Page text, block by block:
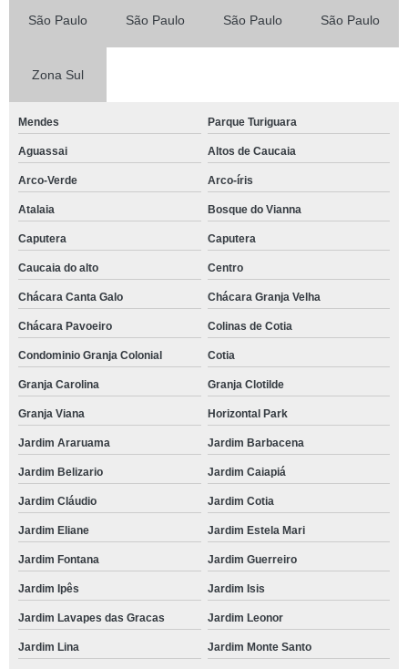
São Paulo São Paulo São Paulo São Paulo
Zona Sul
Mendes Parque Turiguara
Aguassai Altos de Caucaia
Arco-Verde Arco-íris
Atalaia Bosque do Vianna
Caputera Caputera
Caucaia do alto Centro
Chácara Canta Galo Chácara Granja Velha
Chácara Pavoeiro Colinas de Cotia
Condominio Granja Colonial Cotia
Granja Carolina Granja Clotilde
Granja Viana Horizontal Park
Jardim Araruama Jardim Barbacena
Jardim Belizario Jardim Caiapiá
Jardim Cláudio Jardim Cotia
Jardim Eliane Jardim Estela Mari
Jardim Fontana Jardim Guerreiro
Jardim Ipês Jardim Isis
Jardim Lavapes das Gracas Jardim Leonor
Jardim Lina Jardim Monte Santo